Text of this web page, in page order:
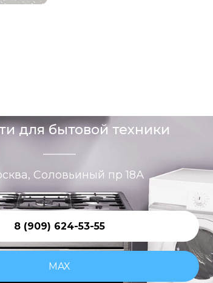
для бытовой техники
Соловьиный пр 18А
8 (909) 624-53-55
MAX